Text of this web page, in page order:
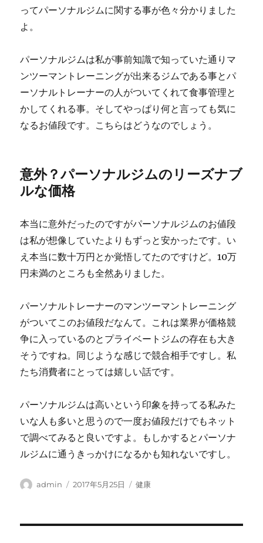
ってパーソナルジムに関する事が色々分かりました
よ。
パーソナルジムは私が事前知識で知っていた通りマ
ンツーマントレーニングが出来るジムである事とパ
ーソナルトレーナーの人がついてくれて食事管理と
かしてくれる事。そしてやっぱり何と言っても気に
なるお値段です。こちらはどうなのでしょう。
意外？パーソナルジムのリーズナブ
ルな価格
本当に意外だったのですがパーソナルジムのお値段
は私が想像していたよりもずっと安かったです。い
え本当に数十万円とか覚悟してたのですけど。10万
円未満のところも全然ありました。
パーソナルトレーナーのマンツーマントレーニング
がついてこのお値段だなんて。これは業界が価格競
争に入っているのとプライベートジムの存在も大き
そうですね。同じような感じで競合相手ですし。私
たち消費者にとっては嬉しい話です。
パーソナルジムは高いという印象を持ってる私みた
いな人も多いと思うので一度お値段だけでもネット
で調べてみると良いですよ。もしかするとパーソナ
ルジムに通うきっかけになるかも知れないですし。
投
admin
投
2017年5月25日
カ
健康